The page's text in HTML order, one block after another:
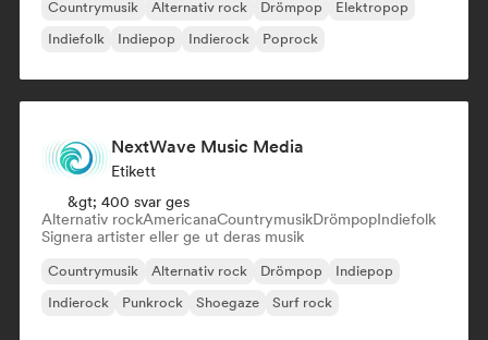
Countrymusik Alternativ rock Drömpop
Elektropop
Indiefolk
Indiepop Indierock Poprock
NextWave Music Media
Etikett
&gt; 400 svar ges
Alternativ rockAmericanaCountrymusikDrömpopIndiefolk
Signera artister eller ge ut deras musik
Countrymusik Alternativ rock Drömpop
Indiepop
Indierock
Punkrock Shoegaze Surf rock